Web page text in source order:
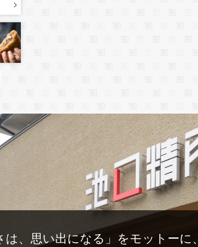
は、思い出になる」をモットーに、